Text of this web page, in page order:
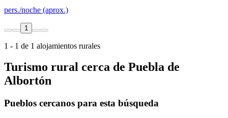
pers./noche (aprox.)
1
1 - 1 de 1 alojamientos rurales
Turismo rural cerca de Puebla de
Albortón
Pueblos cercanos para esta búsqueda